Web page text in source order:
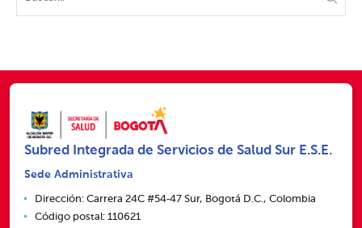
Subred Integrada de Servicios de Salud Sur E.S.E.
Sede Administrativa
Dirección: Carrera 24C #54‑47 Sur, Bogotá D.C., Colombia
Código postal: 110621